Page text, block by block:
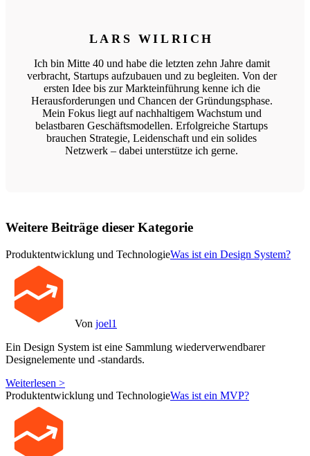
LARS WILRICH
Ich bin Mitte 40 und habe die letzten zehn Jahre damit
verbracht, Startups aufzubauen und zu begleiten. Von der
ersten Idee bis zur Markteinführung kenne ich die
Herausforderungen und Chancen der Gründungsphase.
Mein Fokus liegt auf nachhaltigem Wachstum und
belastbaren Geschäftsmodellen. Erfolgreiche Startups
brauchen Strategie, Leidenschaft und ein solides
Netzwerk – dabei unterstütze ich gerne.
Weitere Beiträge dieser Kategorie
Produktentwicklung und TechnologieWas ist ein Design System?
Von joel1
Ein Design System ist eine Sammlung wiederverwendbarer
Designelemente und -standards.
Weiterlesen >
Produktentwicklung und TechnologieWas ist ein MVP?